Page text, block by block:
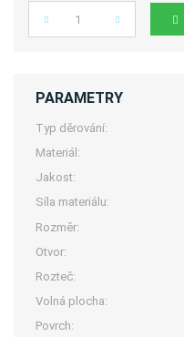
Počet
PARAMETRY
Typ děrování:
Materiál:
Jakost:
Síla materiálu:
Rozměr:
Otvor:
Rozteč:
Volná plocha:
Povrch: